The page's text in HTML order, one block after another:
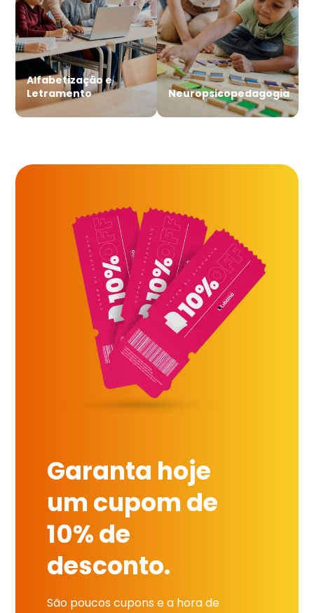
Alfabetização e
Letramento
Neuropsicopedagogia
Garanta hoje
um cupom de
10% de
desconto.
São poucos cupons e a hora de